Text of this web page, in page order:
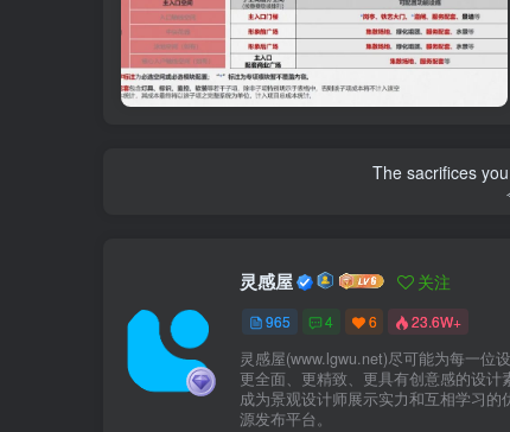
The sacrifices
灵感屋 关注
965 4 6 23.6W+
灵感屋(www.lgwu.net)尽可能为每一位
更全面、更精致、更具有创意感的设计
成为景观设计师展示实力和互相学习的
源发布平台。